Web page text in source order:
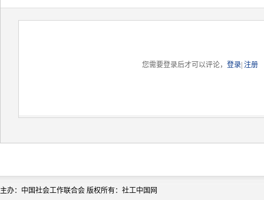
您需要登录后才可以评论，登录 |注册
主办：中国社会工作联合会 版权所有：社工中国网